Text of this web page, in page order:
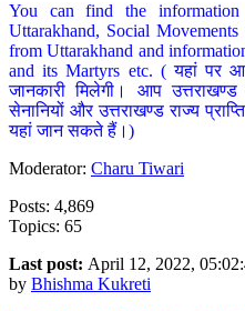
You can find the
Uttarakhand, Social
from Uttarakhand and
and its Martyrs etc. ( यहां पर
जानकारी मिलेगी। आप
सेनानियों और उत्तराखण्ड राज्य
यहां जान सकते हैं।)
Moderator: Charu Tiwari
Posts: 4,869
Topics: 65
Last post: April 12, 2022,
by Bhishma Kukreti